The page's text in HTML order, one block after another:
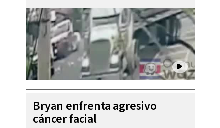
Bryan enfrenta agresivo
cáncer facial